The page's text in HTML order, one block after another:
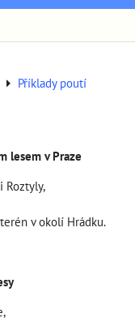
Příklady poutí
lesem v Praze
Roztyly,
v okolí Hrádku.